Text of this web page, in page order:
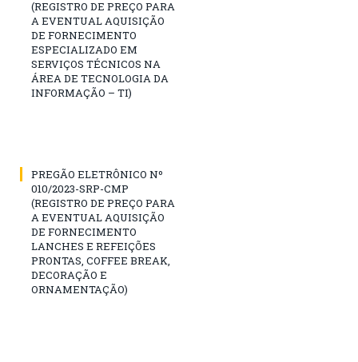
(REGISTRO DE PREÇO PARA
A EVENTUAL AQUISIÇÃO
DE FORNECIMENTO
ESPECIALIZADO EM
SERVIÇOS TÉCNICOS NA
ÁREA DE TECNOLOGIA DA
INFORMAÇÃO – TI)
PREGÃO ELETRÔNICO Nº
010/2023-SRP-CMP
(REGISTRO DE PREÇO PARA
A EVENTUAL AQUISIÇÃO
DE FORNECIMENTO
LANCHES E REFEIÇÕES
PRONTAS, COFFEE BREAK,
DECORAÇÃO E
ORNAMENTAÇÃO)